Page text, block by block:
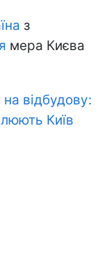
з
мера Києва
відбудову:
Київ